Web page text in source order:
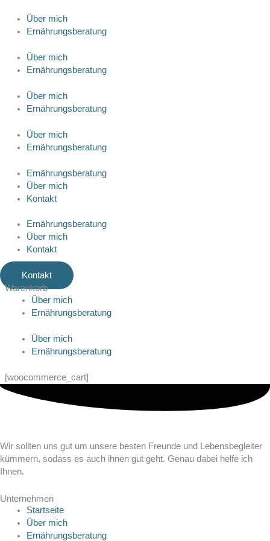
Inhalt
springen
Über mich
Ernährungsberatung
Über mich
Ernährungsberatung
Über mich
Ernährungsberatung
Über mich
Ernährungsberatung
Ernährungsberatung
Über mich
Kontakt
Ernährungsberatung
Über mich
Kontakt
Kontakt
Warenkorb
Über mich
Ernährungsberatung
Über mich
Ernährungsberatung
[woocommerce_cart]
Wir sollten uns gut um unsere besten Freunde und Lebensbegleiter
kümmern, sodass es auch ihnen gut geht. Genau dabei helfe ich
Ihnen.
Unternehmen
Startseite
Über mich
Ernährungsberatung